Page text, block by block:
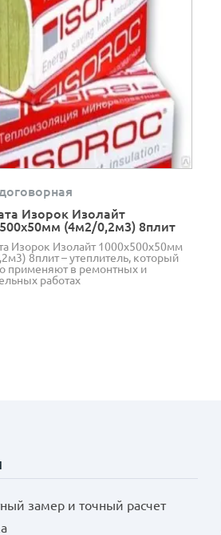
Изорок Изолайт
(4м2/0,2м3) 8плит
Изорок Изолайт 1000х500х50мм
8плит – утеплитель, который
применяют в ремонтных и
работах
замер и точный расчет